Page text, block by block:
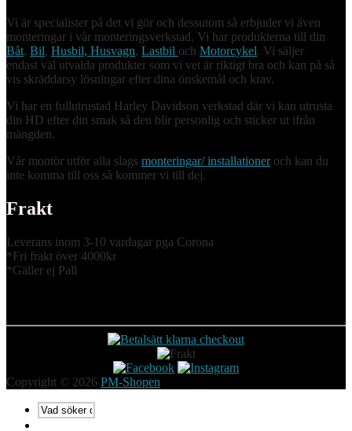
Vi är specialister på det vi gör och dessutom så erbjuder vi även
monteringar i vår monteringsverkstad. Vi har produkterna till din
Båt, Bil, Husbil, Husvagn, Lastbil och Motorcykel. Vi säljer
endast väl utvalda produkter som vi vet är riktigt bra och kan på så
vis skräddarsy lösningar efter dina önskemål och krav.
Vi har en fullutrustad Harley Davidson verkstad där vi kan utrusta
din HD efter din smak så den blir personlig och sticker ut ifrån
mängden.
Vår montör utför alla slags monteringar/ installationeroch kan du
inte komma till oss så kommer vi till dej.
Frakt
Leverans inom 3-10 vardagar pga Corona
*Fri frakt över 4000kr
*Gäller ej Pall
Copyright © 2026 PM-Shopen